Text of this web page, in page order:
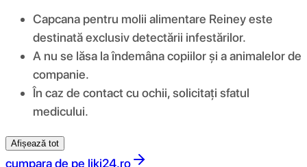
Capcana pentru molii alimentare Reiney este
destinată exclusiv detectării infestărilor.
A nu se lăsa la îndemâna copiilor și a animalelor de
companie.
În caz de contact cu ochii, solicitați sfatul
medicului.
Afișează tot
cumpara de pe liki24.ro